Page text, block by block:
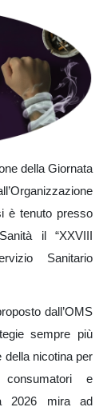
della Giornata
è tenuto presso
il “XXVIII
Sanitario
dall’OMS
sempre più
della nicotina per
e
2026 mira ad